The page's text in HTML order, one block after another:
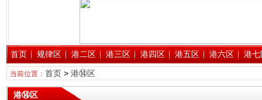
首页 规律区 港二区 港三区 港四区 港五区 港六区 港七
当前位置： 首页> 港⑭区
港⑭区